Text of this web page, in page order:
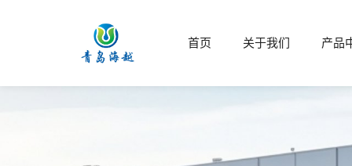
首页 关于我们 产品